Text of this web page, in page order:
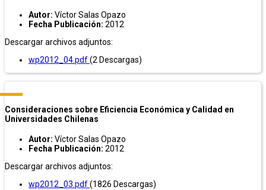
Autor: Víctor Salas Opazo
Fecha Publicación: 2012
Descargar archivos adjuntos:
wp2012_04.pdf(2 Descargas)
Consideraciones sobre Eficiencia Económica y Calidad en
Universidades Chilenas
Autor: Víctor Salas Opazo
Fecha Publicación: 2012
Descargar archivos adjuntos:
wp2012_03.pdf(1826 Descargas)